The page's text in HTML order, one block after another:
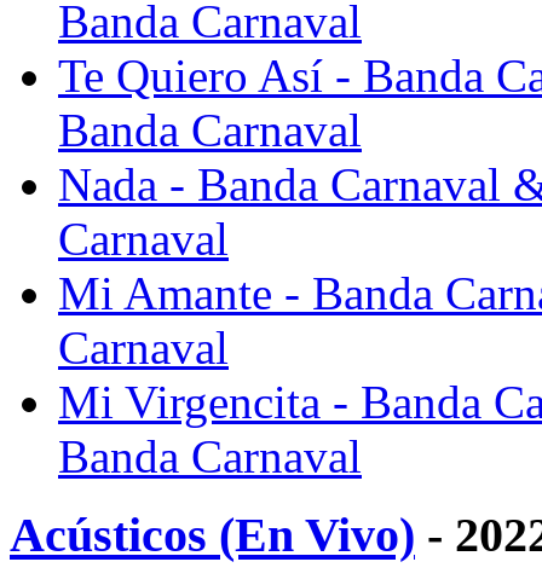
Banda Carnaval
Te Quiero Así - Banda
Banda Carnaval
Nada - Banda Carnaval
Carnaval
Mi Amante - Banda
Carnaval
Mi Virgencita - Banda
Banda Carnaval
Acústicos (En Vivo) -